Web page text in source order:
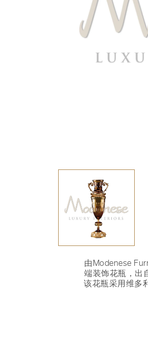
由Modenese
端装饰花瓶，出
该花瓶采用维多